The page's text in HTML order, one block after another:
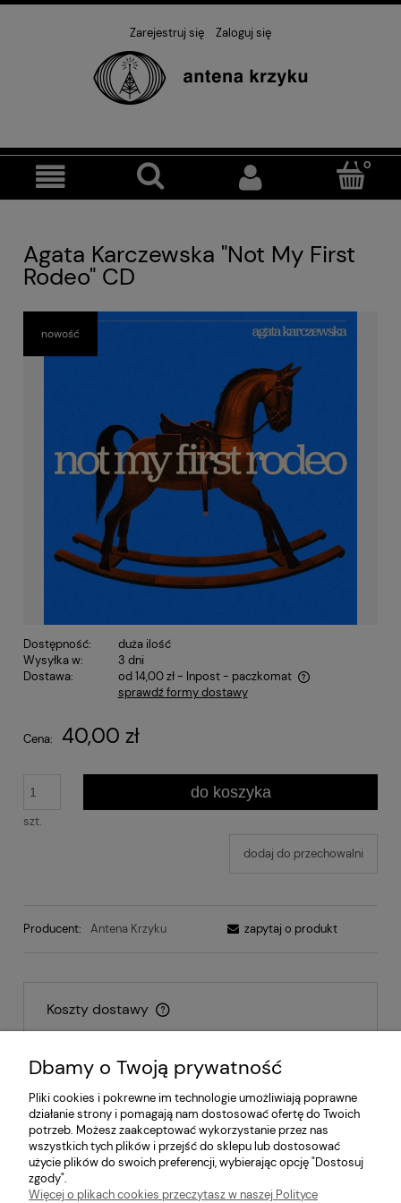
Zarejestruj się Zaloguj się
Agata Karczewska "Not My First
Rodeo" CD
nowość
Dostępność:
duża ilość
Wysyłka w:
3 dni
Dostawa:
od 14,00 zł - Inpost - paczkomat
Cena nie zawiera ewentualnych kosztów płatności
sprawdź formy dostawy
Cena: 40,00 zł
szt.
do koszyka
dodaj do przechowalni
Producent: Antena Krzyku zapytaj o produkt
Koszty dostawy
Cena nie zawiera ewentualnych kosztów płatności
Inpost - paczkomat
Inpost - kurier 17,00 zł
Odbiór osobisty 0,00 zł
Dbamy o Twoją prywatność
Pliki cookies i pokrewne im technologie umożliwiają poprawne
działanie strony i pomagają nam dostosować ofertę do Twoich
potrzeb. Możesz zaakceptować wykorzystanie przez nas
wszystkich tych plików i przejść do sklepu lub dostosować
użycie plików do swoich preferencji, wybierając opcję "Dostosuj
zgody".
Więcej o plikach cookies przeczytasz w naszej Polityce